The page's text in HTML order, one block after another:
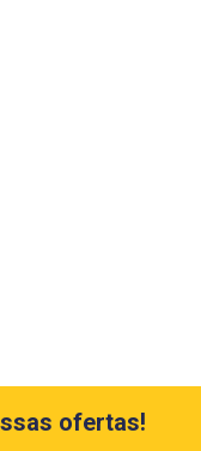
ofertas!